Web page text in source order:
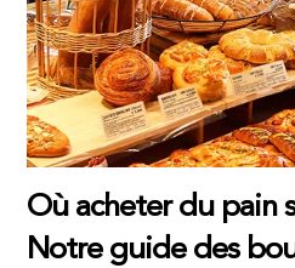
Où acheter du pain
Notre guide des